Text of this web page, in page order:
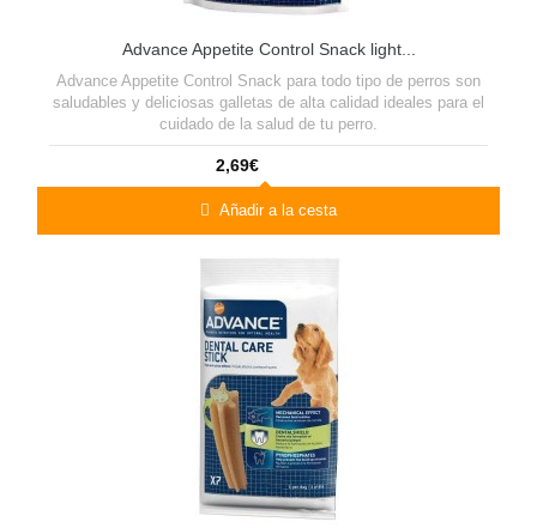
Advance Appetite Control Snack light...
Advance Appetite Control Snack para todo tipo de perros son
saludables y deliciosas galletas de alta calidad ideales para el
cuidado de la salud de tu perro.
2,69€
Añadir a la cesta